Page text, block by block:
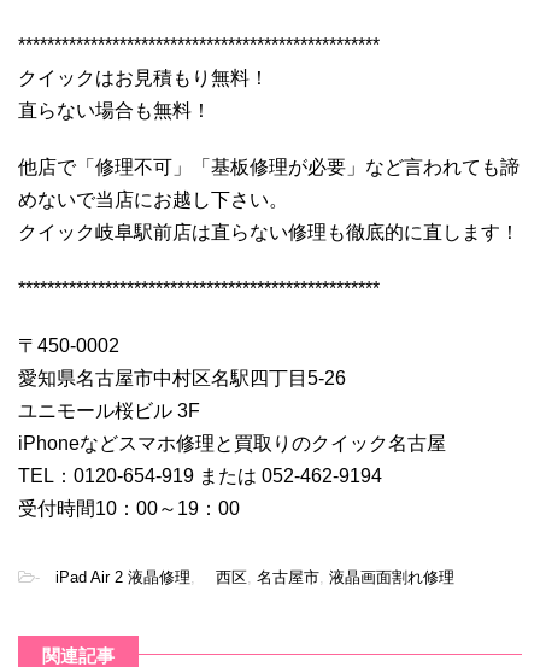
**************************************************
クイックはお見積もり無料！
直らない場合も無料！
他店で「修理不可」「基板修理が必要」など言われても諦
めないで当店にお越し下さい。
クイック岐阜駅前店は直らない修理も徹底的に直します！
**************************************************
〒450-0002
愛知県名古屋市中村区名駅四丁目5-26
ユニモール桜ビル 3F
iPhoneなどスマホ修理と買取りのクイック名古屋
TEL：0120-654-919 または 052-462-9194
受付時間10：00～19：00
- iPad Air 2 液晶修理 西区 名古屋市 液晶画面割れ修理
関連記事